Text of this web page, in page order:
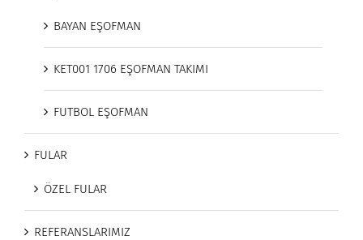
BAYAN EŞOFMAN
KET001 1706 EŞOFMAN TAKIMI
FUTBOL EŞOFMAN
FULAR
ÖZEL FULAR
REFERANSLARIMIZ